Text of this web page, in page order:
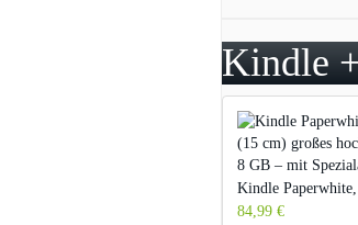
Kindle
Kindle
84,99 €